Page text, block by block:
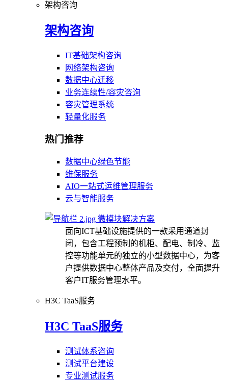
架构咨询
架构咨询
IT基础架构咨询
网络架构咨询
数据中心迁移
业务连续性/容灾咨询
容灾管理系统
轻量化服务
热门推荐
数据中心绿色节能
维保服务
AIO一站式运维管理服务
云与智能服务
微模块解决方案
面向ICT基础设施提供的一款采用通道封
闭，包含工程预制的机柜、配电、制冷、监
控等功能单元的独立的小型数据中心，为客
户提供数据中心整体产品及交付，全面提升
客户IT服务管理水平。
H3C TaaS服务
H3C TaaS服务
测试体系咨询
测试平台建设
专业测试服务